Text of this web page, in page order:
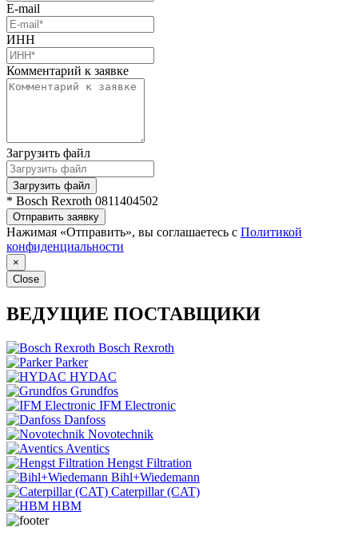
E-mail
ИНН
Комментарий к заявке
Загрузить файл
Загрузить файл
* Bosch Rexroth 0811404502
Отправить заявку
Нажимая «Отправить», вы соглашаетесь с Политикой
конфиденциальности
×
Close
ВЕДУЩИЕ ПОСТАВЩИКИ
Bosch Rexroth
Parker
HYDAC
Grundfos
IFM Electronic
Danfoss
Novotechnik
Aventics
Hengst Filtration
Bihl+Wiedemann
Caterpillar (CAT)
HBM